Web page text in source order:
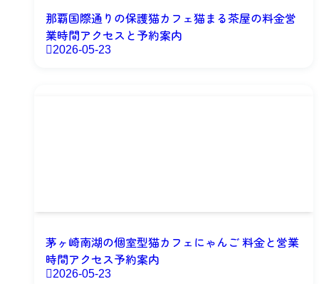
那覇国際通りの保護猫カフェ猫まる茶屋の料金営
業時間アクセスと予約案内
2026-05-23
茅ヶ崎南湖の個室型猫カフェにゃんご 料金と営業
時間アクセス予約案内
2026-05-23